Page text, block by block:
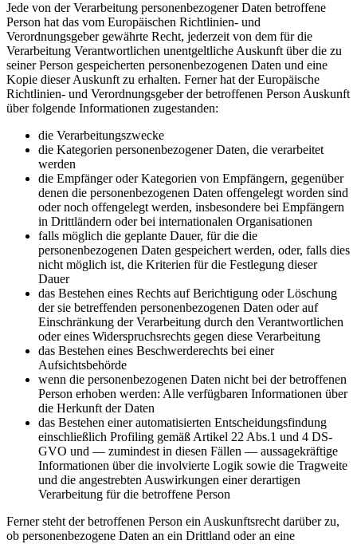
Jede von der Verarbeitung personenbezogener Daten betroffene
Person hat das vom Europäischen Richtlinien- und
Verordnungsgeber gewährte Recht, jederzeit von dem für die
Verarbeitung Verantwortlichen unentgeltliche Auskunft über die zu
seiner Person gespeicherten personenbezogenen Daten und eine
Kopie dieser Auskunft zu erhalten. Ferner hat der Europäische
Richtlinien- und Verordnungsgeber der betroffenen Person Auskunft
über folgende Informationen zugestanden:
die Verarbeitungszwecke
die Kategorien personenbezogener Daten, die verarbeitet
werden
die Empfänger oder Kategorien von Empfängern, gegenüber
denen die personenbezogenen Daten offengelegt worden sind
oder noch offengelegt werden, insbesondere bei Empfängern
in Drittländern oder bei internationalen Organisationen
falls möglich die geplante Dauer, für die die
personenbezogenen Daten gespeichert werden, oder, falls dies
nicht möglich ist, die Kriterien für die Festlegung dieser
Dauer
das Bestehen eines Rechts auf Berichtigung oder Löschung
der sie betreffenden personenbezogenen Daten oder auf
Einschränkung der Verarbeitung durch den Verantwortlichen
oder eines Widerspruchsrechts gegen diese Verarbeitung
das Bestehen eines Beschwerderechts bei einer
Aufsichtsbehörde
wenn die personenbezogenen Daten nicht bei der betroffenen
Person erhoben werden: Alle verfügbaren Informationen über
die Herkunft der Daten
das Bestehen einer automatisierten Entscheidungsfindung
einschließlich Profiling gemäß Artikel 22 Abs.1 und 4 DS-
GVO und — zumindest in diesen Fällen — aussagekräftige
Informationen über die involvierte Logik sowie die Tragweite
und die angestrebten Auswirkungen einer derartigen
Verarbeitung für die betroffene Person
Ferner steht der betroffenen Person ein Auskunftsrecht darüber zu,
ob personenbezogene Daten an ein Drittland oder an eine